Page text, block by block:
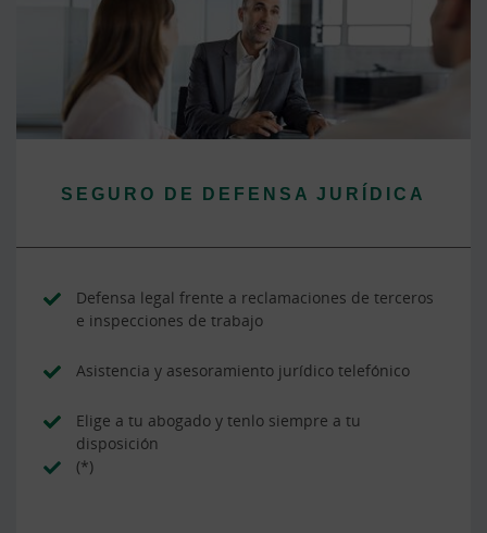
SEGURO DE DEFENSA JURÍDICA
Defensa legal frente a reclamaciones de terceros
e inspecciones de trabajo
Asistencia y asesoramiento jurídico telefónico
Elige a tu abogado y tenlo siempre a tu
disposición
(*)